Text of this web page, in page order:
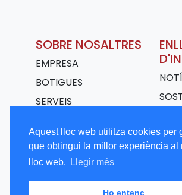
Aquest lloc web utilitza cookies per
que obtingui la millor experiència al
lloc web.
Llegir més
Ho entenc
SOBRE NOSALTRES
EMPRESA
BOTIGUES
SERVEIS
TREBALLA AMB
NOSALTRES